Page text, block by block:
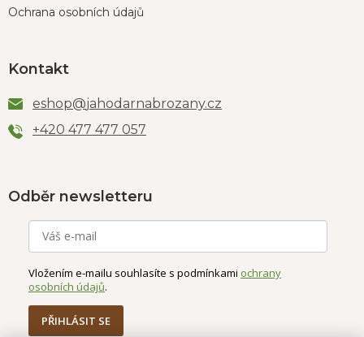
Ochrana osobních údajů
Kontakt
eshop@jahodarnabrozany.cz
+420 477 477 057
Odběr newsletteru
Vložením e-mailu souhlasíte s podmínkami ochrany
osobních údajů.
PŘIHLÁSIT SE